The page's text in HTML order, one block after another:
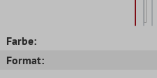
Farbe:
Format: